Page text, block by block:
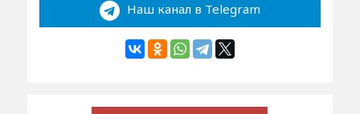
Наш канал в Telegram